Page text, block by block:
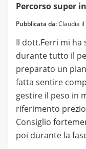
Percorso super
Pubblicata da:Claudia
Il dott.Ferri mi ha
durante tutto il
preparato un
fatta sentire
gestire il peso in
riferimento
Consiglio
poi durante la